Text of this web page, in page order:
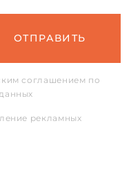
соглашением по
рекламных